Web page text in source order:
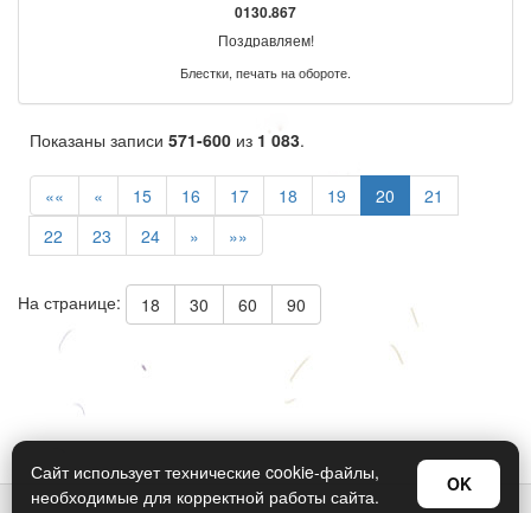
0130.867
Поздравляем!
Блестки, печать на обороте.
Показаны записи 571-600 из 1 083.
«« « 15 16 17 18 19 20
21
22
23 24 » »»
На странице: 18 30 60 90
Сайт использует технические cookie-файлы,
необходимые для корректной работы сайта.
OK